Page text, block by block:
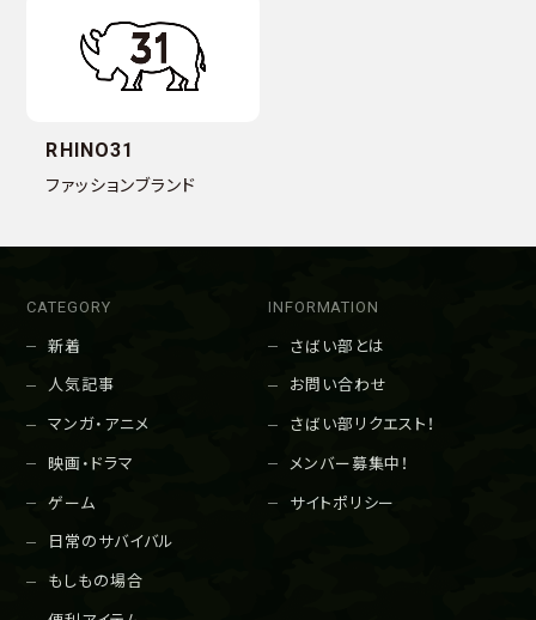
RHINO31
ファッションブランド
CATEGORY
新着
人気記事
マンガ・アニメ
映画・ドラマ
ゲーム
日常のサバイバル
もしもの場合
INFORMATION
さばい部とは
お問い合わせ
さばい部リクエスト！
メンバー募集中！
サイトポリシー